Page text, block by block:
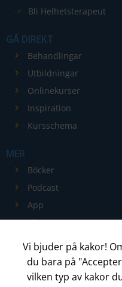
Bli Helhetsterapeut
GÅ DIREKT
Behandlingar
Utbildningar
Onlinekurser
Inspiration
Kursschema
MER
Böcker
Podcast
App
Blogg
Kontakt
Vi bjuder på kakor!
du bara på
vilken typ av kakor